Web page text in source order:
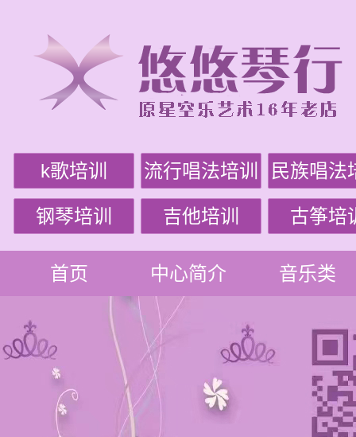
k歌培训 流行唱法培训 民族唱法
钢琴培训 吉他培训 古筝培
首页 中心简介 音乐类